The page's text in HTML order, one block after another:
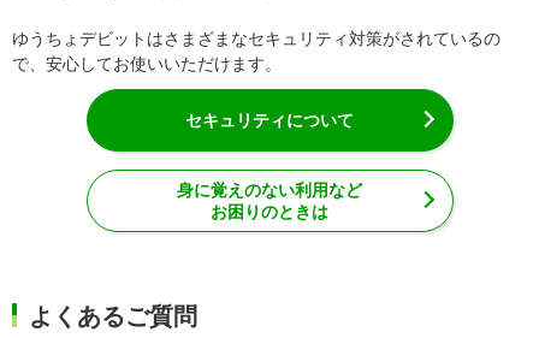
ゆうちょデビットはさまざまなセキュリティ対策がされているの
で、安心してお使いいただけます。
セキュリティについて
身に覚えのない利用など
お困りのときは
よくあるご質問